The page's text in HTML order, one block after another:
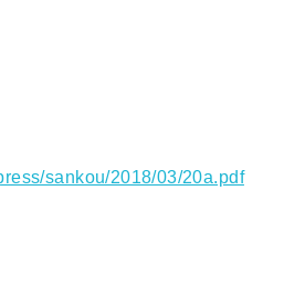
sankou/2018/03/20a.pdf